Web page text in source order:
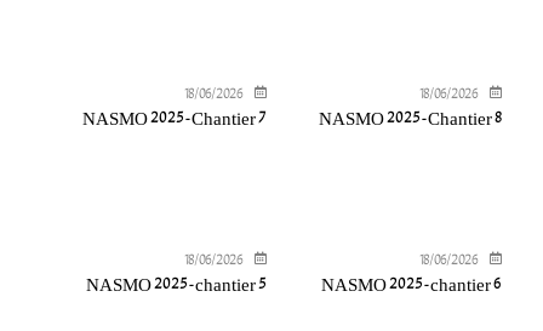
18/06/2026
NASMO 2025-Chantier 8
18/06/2026
NASMO 2025-Chantier 7
18/06/2026
NASMO 2025-chantier 6
18/06/2026
NASMO 2025-chantier 5